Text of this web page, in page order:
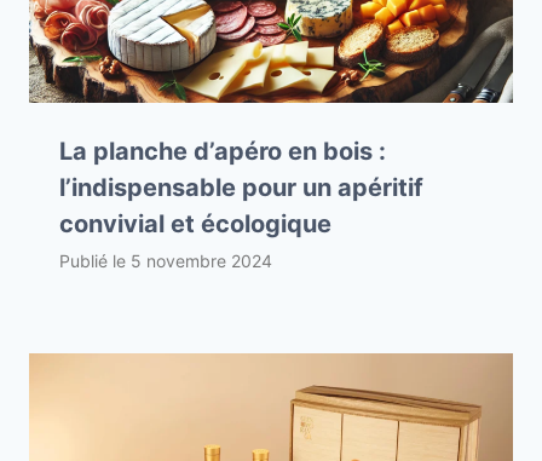
La planche d’apéro en bois :
l’indispensable pour un apéritif
convivial et écologique
Publié le 5 novembre 2024